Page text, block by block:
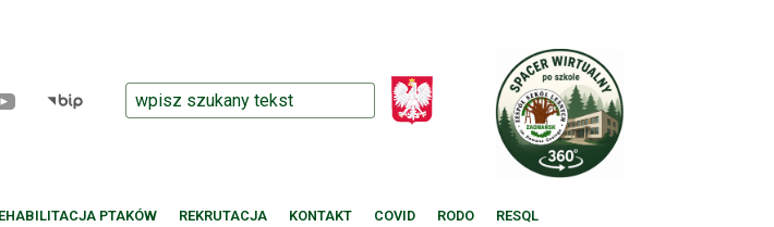
PTAKÓW REKRUTACJA KONTAKT COVID RODO RESQL